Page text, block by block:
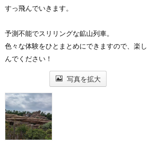
すっ飛んでいきます。
予測不能でスリリングな鉱山列車。
色々な体験をひとまとめにできますので、楽し
んでください！
写真を拡大